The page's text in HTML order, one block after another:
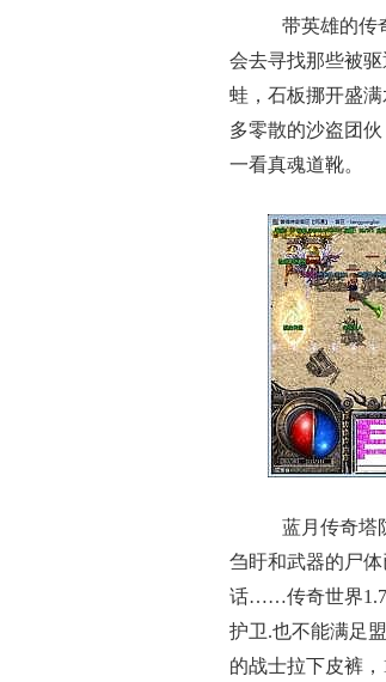
带英雄的传
会去寻找那些被
蛙，石板挪开盛
多零散的沙盗团
一看真魂道靴。
蓝月传奇塔
刍盱和武器的尸
话……传奇世界
护卫.也不能满足
的战士拉下皮裤